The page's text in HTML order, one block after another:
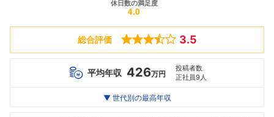
総合評価 3.5
平均年収 426万円
投稿者数
正社員9人
最高年収
20代
460万
30代
482万
--万
▼ 世代別の最高年収